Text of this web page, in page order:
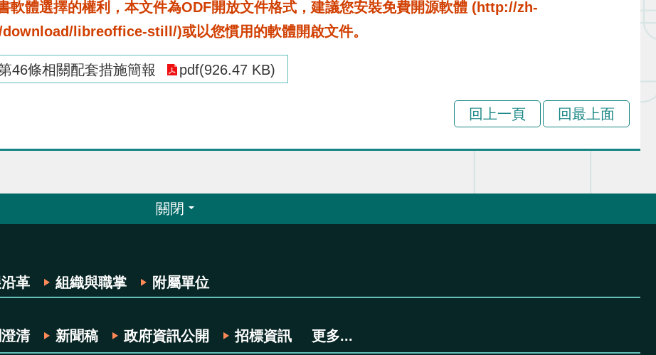
軟體選擇的權利，本文件為ODF開放文件格式，建議您安裝免費開源軟體 (http://zh-
libreoffice-still/)或以您慣用的軟體開啟文件。
46條相關配套措施簡報 pdf(926.47 KB)
回上一頁 回最上面
關閉
革 組織與職掌 附屬單位
清 新聞稿 政府資訊公開 招標資訊 更多...